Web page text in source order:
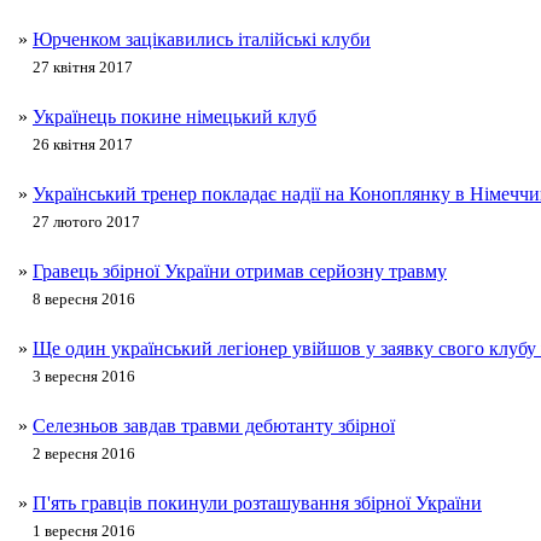
» Юрченком зацікавились італійські клуби
27 квітня 2017
» Українець покине німецький клуб
26 квітня 2017
» Український тренер покладає надії на Коноплянку в
27 лютого 2017
» Гравець збірної України отримав серйозну травму
8 вересня 2016
» Ще один український легіонер увійшов у заявку свого
3 вересня 2016
» Селезньов завдав травми дебютанту збірної
2 вересня 2016
» П'ять гравців покинули розташування збірної України
1 вересня 2016